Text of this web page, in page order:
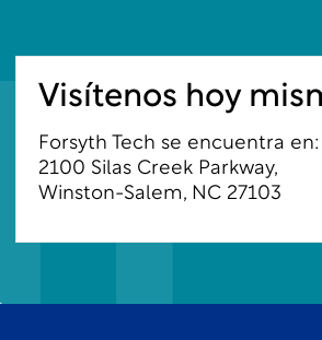
Visítenos hoy
Forsyth Tech se encuentra en:
2100 Silas Creek Parkway,
Winston-Salem, NC 27103